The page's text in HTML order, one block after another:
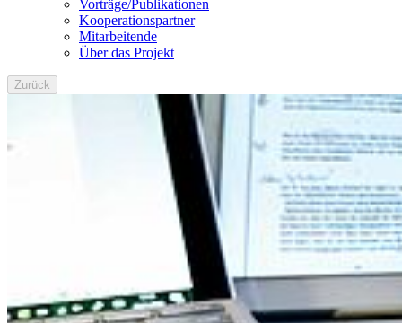
Vorträge/Publikationen
Kooperationspartner
Mitarbeitende
Über das Projekt
Zurück